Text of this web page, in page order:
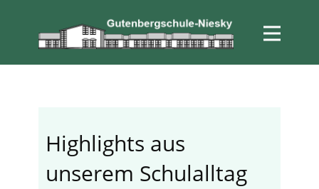
Highlights aus
unserem Schulalltag